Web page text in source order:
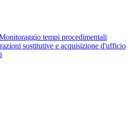
tempi procedimentali
sostitutive e acquisizione d'ufficio